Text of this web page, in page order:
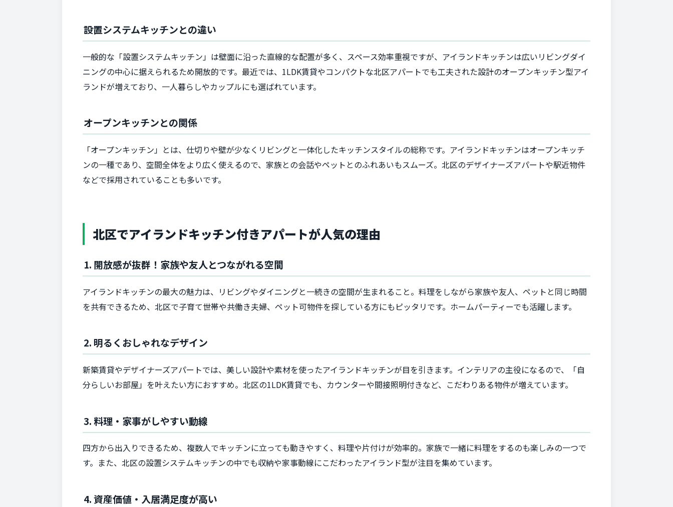
設置システムキッチンとの違い
一般的な「設置システムキッチン」は壁面に沿った直線的な配置が多く、スペース効率重視ですが、アイランドキッチンは広いリビングダイ
ニングの中心に据えられるため開放的です。最近では、1LDK賃貸やコンパクトな北区アパートでも工夫された設計のオープンキッチン型アイ
ランドが増えており、一人暮らしやカップルにも選ばれています。
オープンキッチンとの関係
「オープンキッチン」とは、仕切りや壁が少なくリビングと一体化したキッチンスタイルの総称です。アイランドキッチンはオープンキッチ
ンの一種であり、空間全体をより広く使えるので、家族との会話やペットとのふれあいもスムーズ。北区のデザイナーズアパートや駅近物件
などで採用されていることも多いです。
北区でアイランドキッチン付きアパートが人気の理由
1. 開放感が抜群！家族や友人とつながれる空間
アイランドキッチンの最大の魅力は、リビングやダイニングと一続きの空間が生まれること。料理をしながら家族や友人、ペットと同じ時間
を共有できるため、北区で子育て世帯や共働き夫婦、ペット可物件を探している方にもピッタリです。ホームパーティーでも活躍します。
2. 明るくおしゃれなデザイン
新築賃貸やデザイナーズアパートでは、美しい設計や素材を使ったアイランドキッチンが目を引きます。インテリアの主役になるので、「自
分らしいお部屋」を叶えたい方におすすめ。北区の1LDK賃貸でも、カウンターや間接照明付きなど、こだわりある物件が増えています。
3. 料理・家事がしやすい動線
四方から出入りできるため、複数人でキッチンに立っても動きやすく、料理や片付けが効率的。家族で一緒に料理をするのも楽しみの一つで
す。また、北区の設置システムキッチンの中でも収納や家事動線にこだわったアイランド型が注目を集めています。
4. 資産価値・入居満足度が高い